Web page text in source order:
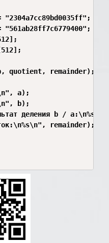
"2304a7cc89bd0035ff";
"561ab28ff7c6779400";
quotient, remainder);
a);
b);
деления b /
remainder);